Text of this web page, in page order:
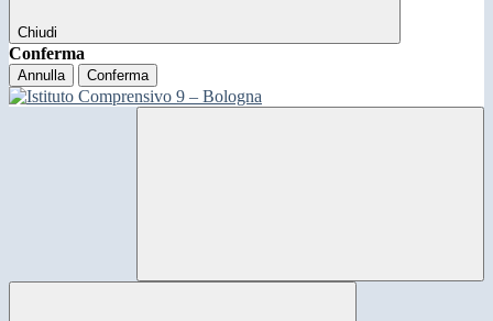
Chiudi
Conferma
Annulla Conferma